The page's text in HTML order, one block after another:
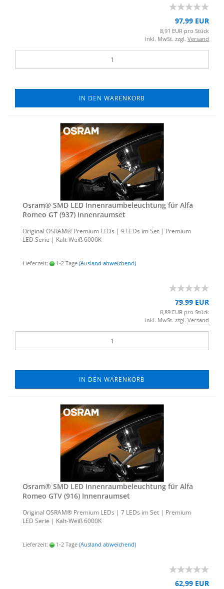
97,99 EUR
8,91 EUR pro Stück
inkl. MwSt. zzgl. Versand
IN DEN WARENKORB
Osram® SMD LED In­nen­raum­be­leuch­tung für Alfa
Romeo GT (937) In­nen­ra­um­set
Ori­gi­nal OSRAM® Pre­mi­um LEDs | 9 LEDs im Set | Pre­mi­um
LED Serie | Kalt-​Weiß 6000K
Lieferzeit: 1-2 Tage (Ausland abweichend)
79,99 EUR
8,89 EUR pro Stück
inkl. MwSt. zzgl. Versand
IN DEN WARENKORB
Osram® SMD LED In­nen­raum­be­leuch­tung für Alfa
Romeo GTV (916) In­nen­ra­um­set
Ori­gi­nal OSRAM® Pre­mi­um LEDs | 7 LEDs im Set | Pre­mi­um
LED Serie | Kalt-​Weiß 6000K
Lieferzeit: 1-2 Tage (Ausland abweichend)
62,99 EUR